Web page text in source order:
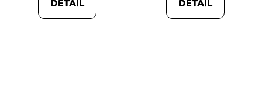
DETAIL DETAIL